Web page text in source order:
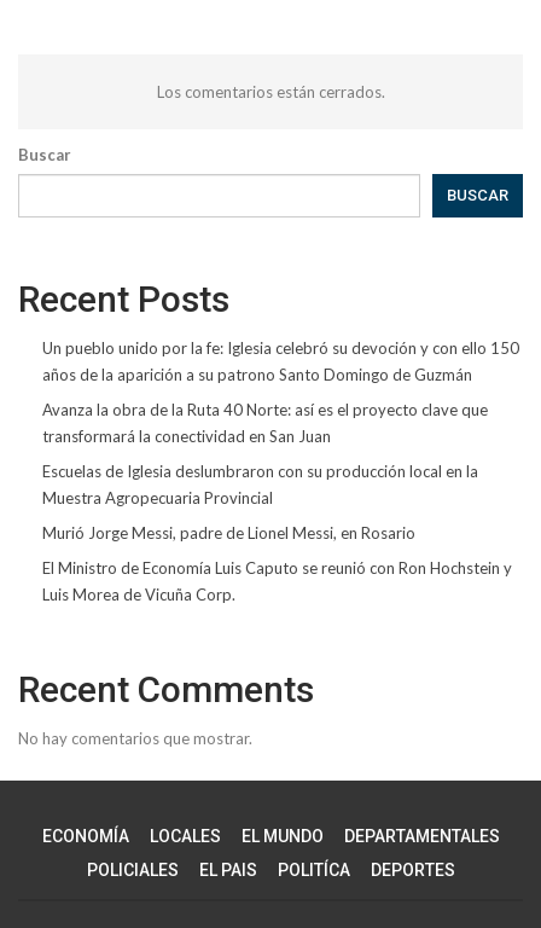
Los comentarios están cerrados.
Buscar
BUSCAR
Recent Posts
Un pueblo unido por la fe: Iglesia celebró su devoción y con ello 150
años de la aparición a su patrono Santo Domingo de Guzmán
Avanza la obra de la Ruta 40 Norte: así es el proyecto clave que
transformará la conectividad en San Juan
Escuelas de Iglesia deslumbraron con su producción local en la
Muestra Agropecuaria Provincial
Murió Jorge Messi, padre de Lionel Messi, en Rosario
El Ministro de Economía Luis Caputo se reunió con Ron Hochstein y
Luis Morea de Vicuña Corp.
Recent Comments
No hay comentarios que mostrar.
ECONOMÍA LOCALES EL MUNDO
DEPARTAMENTALES
POLICIALES
EL PAIS POLITÍCA DEPORTES